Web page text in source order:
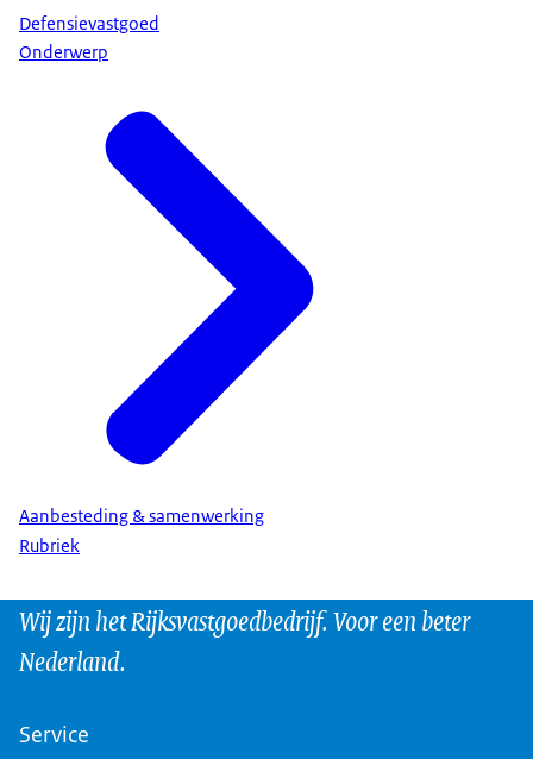
Defensievastgoed
Onderwerp
Aanbesteding & samenwerking
Rubriek
Wij zijn het Rijksvastgoedbedrijf. Voor een beter
Nederland.
Service